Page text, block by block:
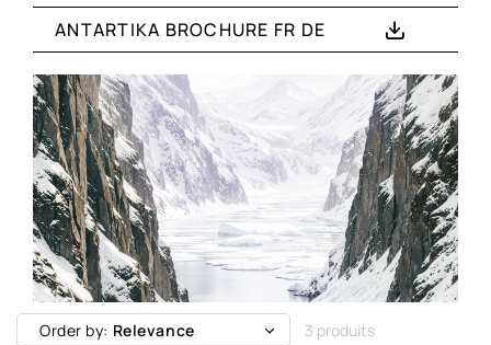
ANTARTIKA BROCHURE FR DE
Order by: Relevance 3 produits